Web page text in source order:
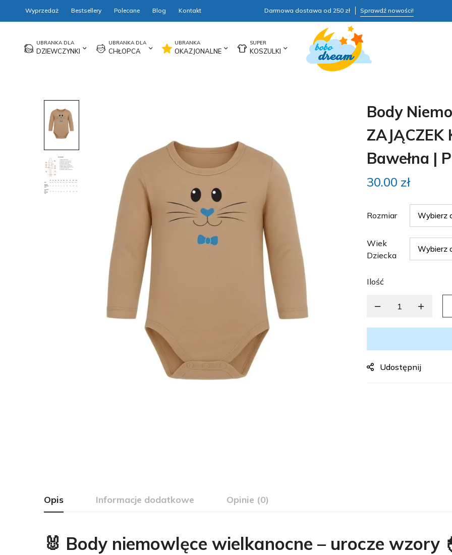
Wyprzedaż Bestsellery Polecane Blog Kontakt Darmowa dostawa od 250 zł Sprawdź nowości!
DZIEWCZYNKI CHŁOPCA OKAZJONALNE KOSZULKI
Body
ZAJĄCZEK
Bawełna |
30.00 zł
Rozmiar
Wiek
Dziecka
Ilość
Udostępnij
Opis Informacje dodatkowe Opinie (0)
🐰 Body niemowlęce wielkanocne – urocze wzory